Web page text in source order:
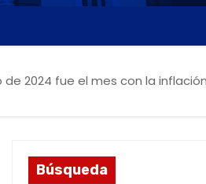
de 2024 fue el mes con la
Búsqueda